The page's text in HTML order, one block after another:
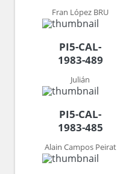
Fran López BRU
PI5-CAL-
1983-489
Julián
PI5-CAL-
1983-485
Alain Campos Peirat